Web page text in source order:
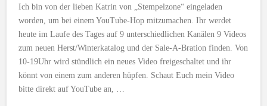
Ich bin von der lieben Katrin von „Stempelzone“ eingeladen
worden, um bei einem YouTube-Hop mitzumachen. Ihr werdet
heute im Laufe des Tages auf 9 unterschiedlichen Kanälen 9 Videos
zum neuen Herst/Winterkatalog und der Sale-A-Bration finden. Von
10-19Uhr wird stündlich ein neues Video freigeschaltet und ihr
könnt von einem zum anderen hüpfen. Schaut Euch mein Video
bitte direkt auf YouTube an, …